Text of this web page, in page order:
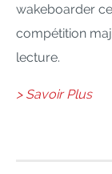
wakeboarder
compétition
lecture.
> Savoir Plus